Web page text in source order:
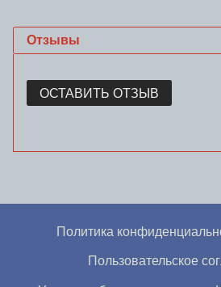
Отзывы
ОСТАВИТЬ ОТЗЫВ
Политика
Пользовательское